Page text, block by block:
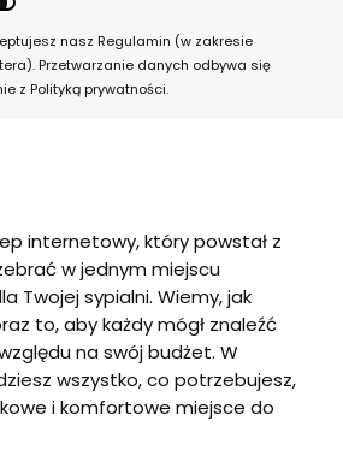
nasz Regulamin (w zakresie
Przetwarzanie danych odbywa się
z Polityką prywatności.
internetowy, który powstał z
w jednym miejscu
Twojej sypialni. Wiemy, jak
to, aby każdy mógł znaleźć
na swój budżet. W
wszystko, co potrzebujesz,
i komfortowe miejsce do